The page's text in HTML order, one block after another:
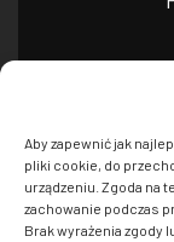
Aby zapewnić jak
pliki cookie, do
urządzeniu. Zgoda na
zachowanie podczas
Brak wyrażenia zgody